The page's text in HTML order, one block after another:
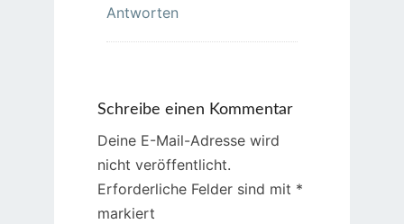
Antworten
Schreibe einen Kommentar
Deine E-Mail-Adresse wird
nicht veröffentlicht.
Erforderliche Felder sind mit *
markiert